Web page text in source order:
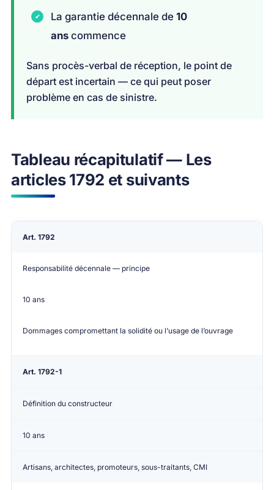
La garantie décennale de 10
ans commence
Sans procès-verbal de réception, le point de
départ est incertain — ce qui peut poser
problème en cas de sinistre.
Tableau récapitulatif — Les
articles 1792 et suivants
Article
Art. 1792
Responsabilité décennale — principe
10 ans
Dommages compromettant la solidité ou l’usage de l’ouvrage
Art. 1792-1
Définition du constructeur
10 ans
Artisans, architectes, promoteurs, sous-traitants, CMI